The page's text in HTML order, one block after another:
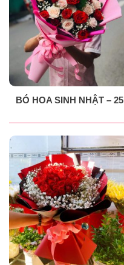
BÓ HOA SINH NHẬT – 25